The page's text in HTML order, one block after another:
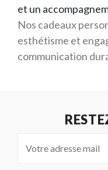
et un
Nos cadeaux
esthétisme et
communication